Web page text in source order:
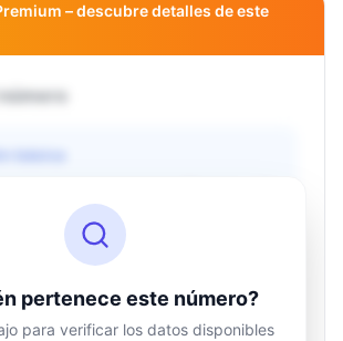
– descubre detalles de este
básica
pertenece este número?
para verificar los datos disponibles